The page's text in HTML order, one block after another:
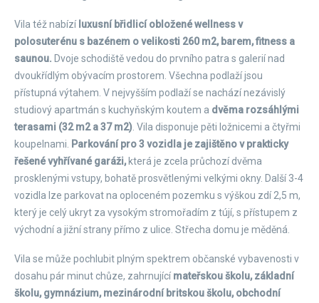
Vila též nabízíluxusní břidlicí obložené wellness v
polosuterénu s bazénem o velikosti 260 m2, barem, fitness a
saunou. Dvoje schodiště vedou do prvního patra s galerií nad
dvoukřídlým obývacím prostorem. Všechna podlaží jsou
přístupná výtahem. V nejvyšším podlaží se nachází nezávislý
studiový apartmán s kuchyňským koutem a dvěma rozsáhlými
terasami (32 m2 a 37 m2) . Vila disponuje pěti ložnicemi a čtyřmi
koupelnami.
Parkování pro 3 vozidla je zajištěno v prakticky
řešené vyhřívané garáži,která je zcela průchozí dvěma
prosklenými vstupy, bohatě prosvětlenými velkými okny. Další 3-4
vozidla lze parkovat na oploceném pozemku s výškou zdí 2,5 m,
který je celý ukryt za vysokým stromořadím z tújí, s přístupem z
východní a jižní strany přímo z ulice. Střecha domu je měděná.
Vila se může pochlubit plným spektrem občanské vybavenosti v
dosahu pár minut chůze, zahrnujícímateřskou školu, základní
školu, gymnázium, mezinárodní britskou školu, obchodní